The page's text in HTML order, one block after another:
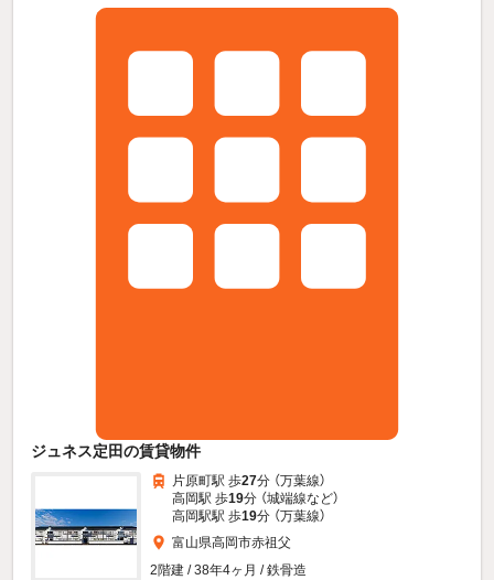
ジュネス定田の賃貸物件
片原町駅 歩27分 （万葉線）
高岡駅 歩19分 （城端線など）
高岡駅駅 歩19分 （万葉線）
富山県高岡市赤祖父
2階建 / 38年4ヶ月 / 鉄骨造